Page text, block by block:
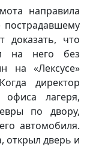
направила
пострадавшему
доказать, что
на него без
на «Лексусе»
директор
лагеря,
по двору,
автомобиля.
открыл дверь и